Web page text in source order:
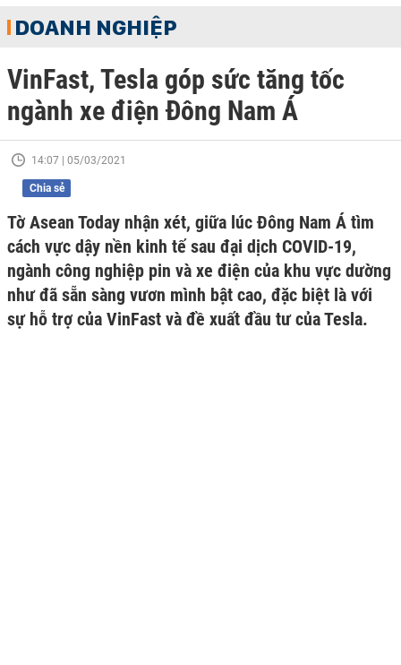
DOANH NGHIỆP
VinFast, Tesla góp sức tăng tốc
ngành xe điện Đông Nam Á
14:07 | 05/03/2021
Chia sẻ
Tờ Asean Today nhận xét, giữa lúc Đông Nam Á tìm
cách vực dậy nền kinh tế sau đại dịch COVID-19,
ngành công nghiệp pin và xe điện của khu vực dường
như đã sẵn sàng vươn mình bật cao, đặc biệt là với
sự hỗ trợ của VinFast và đề xuất đầu tư của Tesla.